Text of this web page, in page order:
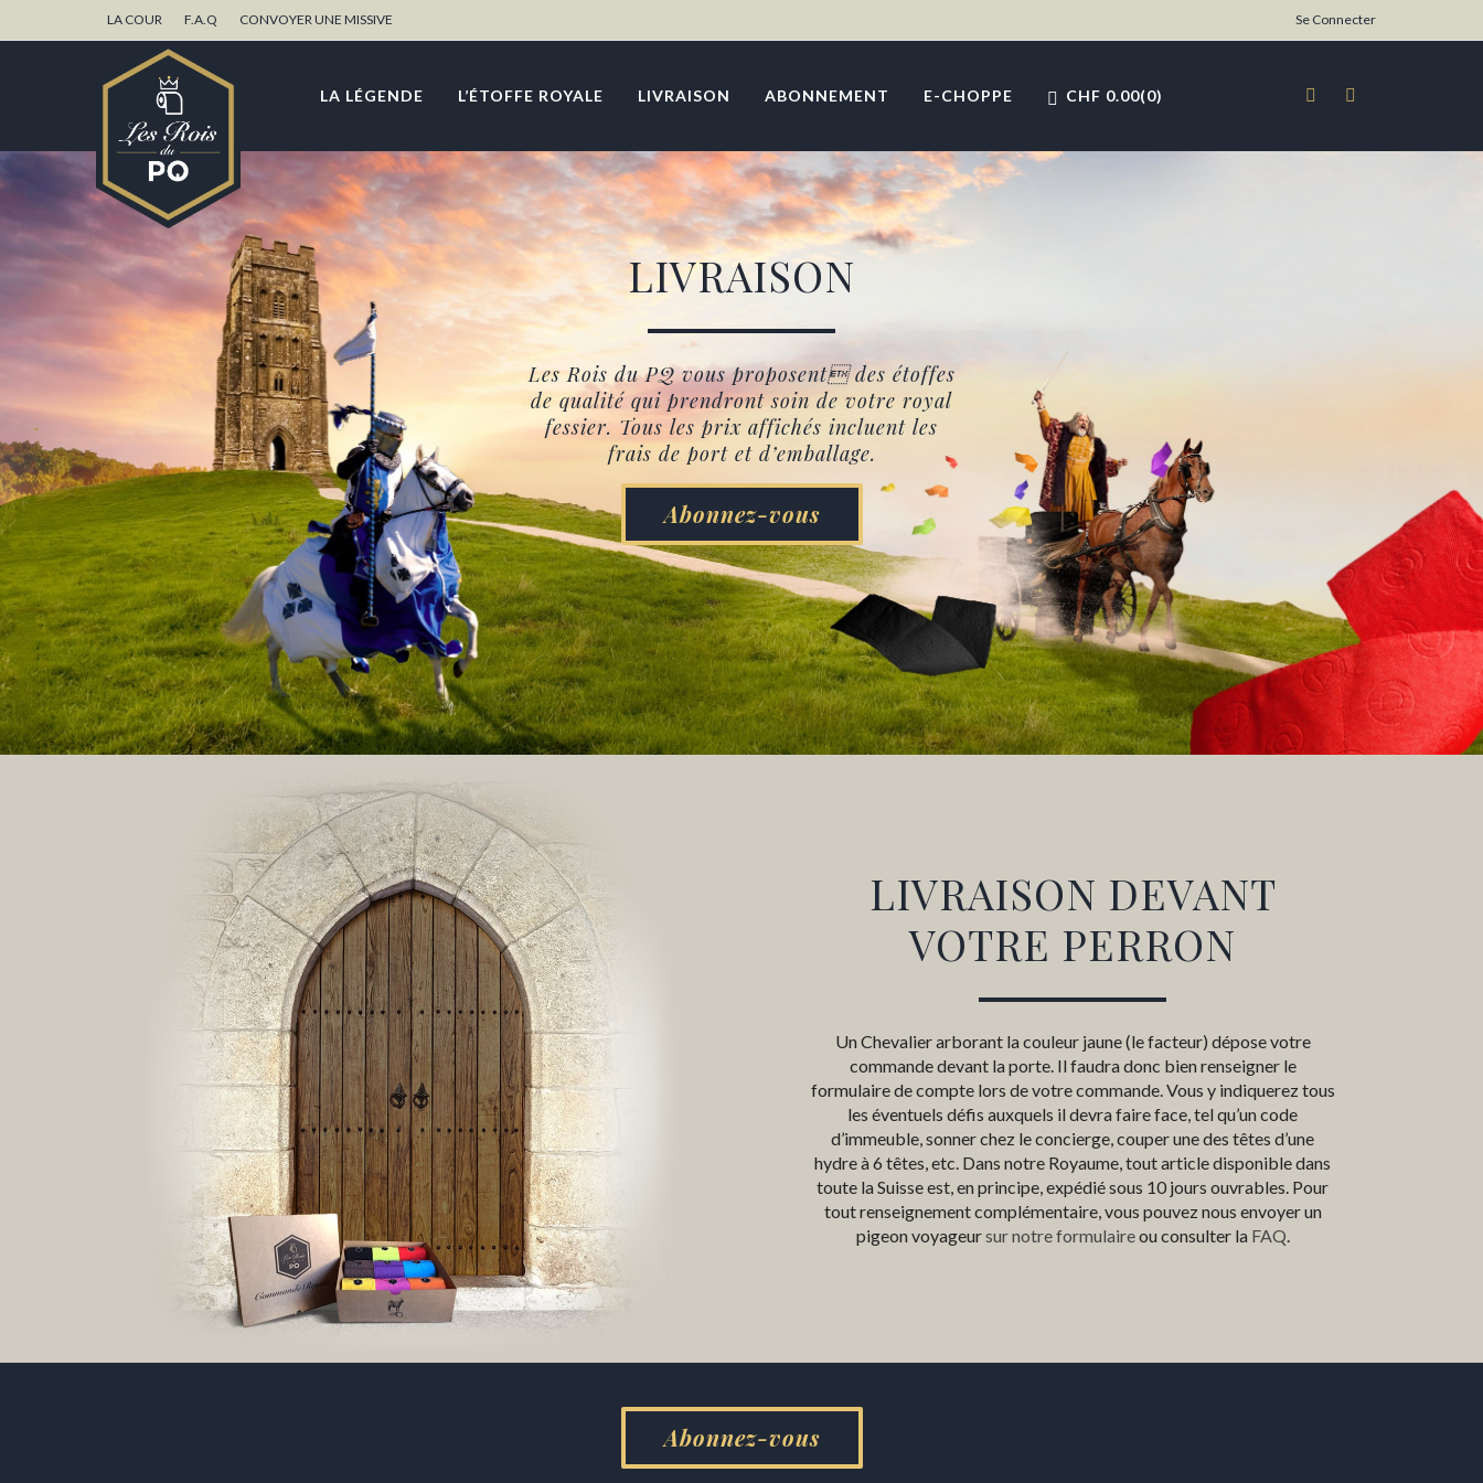
LA COUR F.A.Q CONVOYER UNE MISSIVE Se Connecter
LA LÉGENDE L’ÉTOFFE ROYALE LIVRAISON ABONNEMENT E-CHOPPE CHF 0.00 0
LIVRAISON
Les Rois du PQ vous proposent des étoffes
de qualité qui prendront soin de votre royal
fessier. Tous les prix affichés incluent les
frais de port et d’emballage.
Abonnez-vous
LIVRAISON DEVANT
VOTRE PERRON
Un Chevalier arborant la couleur jaune (le facteur) dépose votre
commande devant la porte. Il faudra donc bien renseigner le
formulaire de compte lors de votre commande. Vous y indiquerez tous
les éventuels défis auxquels il devra faire face, tel qu’un code
d’immeuble, sonner chez le concierge, couper une des têtes d’une
hydre à 6 têtes, etc. Dans notre Royaume, tout article disponible dans
toute la Suisse est, en principe, expédié sous 10 jours ouvrables. Pour
tout renseignement complémentaire, vous pouvez nous envoyer un
pigeon voyageursur notre formulaireou consulter la FAQ.
Abonnez-vous